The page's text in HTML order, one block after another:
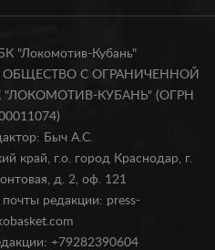
"Локомотив-Кубань"
ОБЩЕСТВО С ОГРАНИЧЕННОЙ
КУБАНЬ" (ОГРН
Быч А.С.
край, г.о. город Краснодар, г.
д. 2, оф. 121
редакции: press-
+79282390604